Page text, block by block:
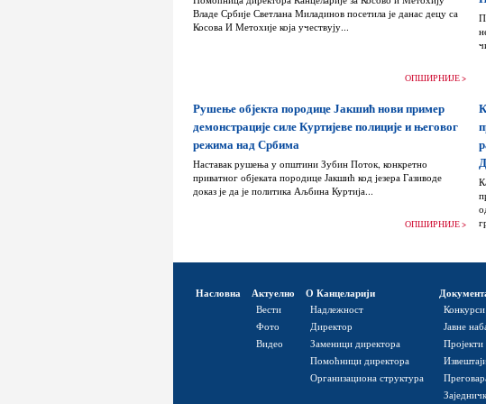
Владе Србије Светлана Миладинов посетила је данас децу са
Косова И Метохије која учествују...
ОПШИРНИЈЕ >
Рушење објекта породице Јакшић нови пример
демонстрације силе Куртијеве полиције и његовог
режима над Србима
Наставак рушења у општини Зубин Поток, конкретно
приватног објеката породице Јакшић код језера Газиводе
доказ је да је политика Аљбина Куртија...
ОПШИРНИЈЕ >
Насловна Актуелно
Вести
Фото
Видео
О Канцеларији
Надлежност
Директор
Заменици директора
Помоћници директора
Организациона структура
Јавне
Пројекти